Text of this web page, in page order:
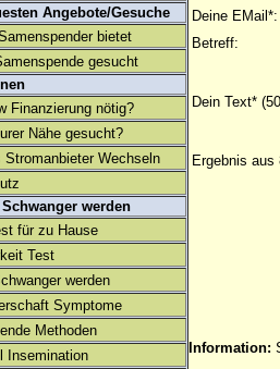
Angebote/Gesuche
bietet
gesucht
Finanzierung nötig?
Nähe gesucht?
Stromanbieter Wechseln
werden
für zu Hause
Test
werden
Symptome
Methoden
Insemination
Deine EMail*:
Betreff:
Dein Text*
Ergebnis aus
Information: